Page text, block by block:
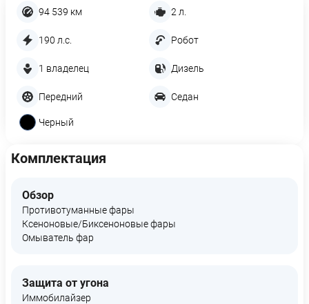
94 539 км 2 л.
190 л.с. Робот
1 владелец Дизель
Передний Седан
Черный
Комплектация
Обзор
Противотуманные фары
Ксеноновые/Биксеноновые фары
Омыватель фар
Защита от угона
Иммобилайзер